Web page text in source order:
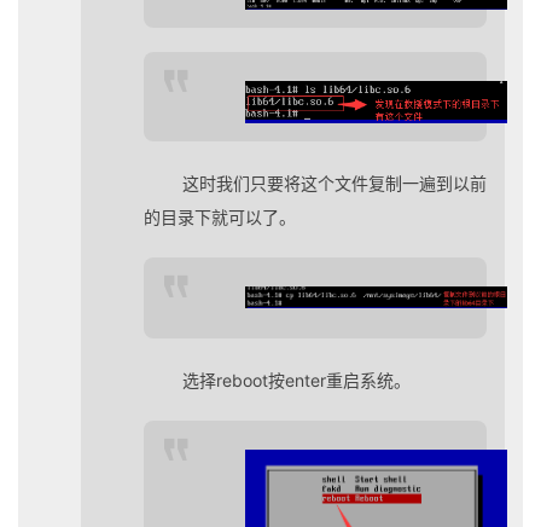
这时我们只要将这个文件复制一遍到以前
的目录下就可以了。
选择reboot按enter重启系统。